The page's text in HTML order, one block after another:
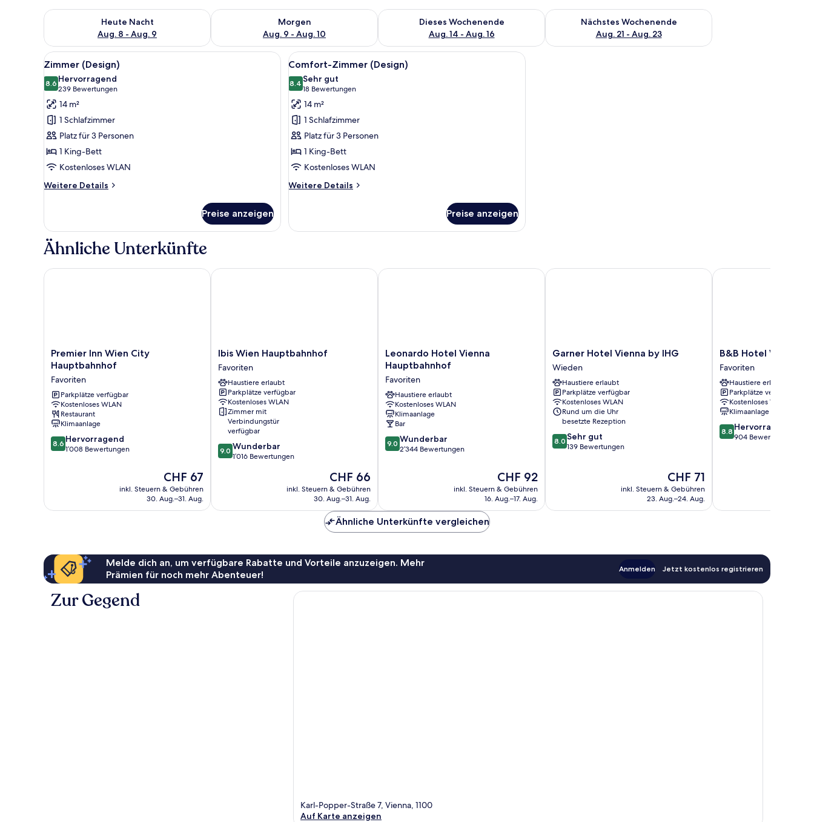
Heute Nacht
Aug. 8 - Aug. 9
Überprüfe die Verfügbarkeit für heute Nacht, Aug. 8 - Aug. 9.
Morgen
Aug. 9 - Aug. 10
Überprüfe die Verfügbarkeit für morgen, Aug. 9 - Aug. 10.
Dieses Wochenende
Aug. 14 - Aug. 16
Überprüfe die Verfügbarkeit für dieses Wochenende, Aug. 14 - Aug. 16.
Nächstes Wochenende
Aug. 21 - Aug. 23
Überprüfe die Verfügbarkeit für nächstes Wochenende, Aug.
Alle
Fotos
für
Zimmer
(Design)
anzeigen
Ein modernes Hotelzimmer mit einem Bett, einem Wand-Fernseher und einem Fenster mit Vorhängen.
13
Zimmer (Design)
8.68.6 von 10
Hervorragend
239 Bewertungen
(239
Bewertungen)
14 m²
1 Schlafzimmer
Platz für 3 Personen
1 King-Bett
Kostenloses WLAN
Weitere Details
Weitere
(Design)
Preise anzeigen
Alle
Fotos
für
Comfort-
Zimmer
(Design)
anzeigen
Ein modernes Hotelzimmer mit einem Bett, einem Wand-Fernseher und einem Fenster mit Vorhängen.
14
Comfort-Zimmer (Design)
8.48.4 von 10
Sehr gut
18 Bewertungen
(18
Bewertungen)
14 m²
1 Schlafzimmer
Platz für 3 Personen
1 King-Bett
Kostenloses WLAN
Weitere Details
Weitere
Zimmer
Preise anzeigen
Ähnliche Unterkünfte
Premier
Inn
Wien
City
Hauptbahnhof
Favoriten
Premier Inn Wien City
Hauptbahnhof
Favoriten
Parkplätze verfügbar
Kostenloses WLAN
Restaurant
Klimaanlage
8.6
von
8.6 Hervorragend
1’008 Bewertungen
Der
Preis
beträgt
CHF 67
inkl. Steuern & Gebühren
30. Aug.–31. Aug.
Premier Inn Wien City Hauptbahnhof
Ibis
Wien
Hauptbahnhof
Favoriten
Ibis Wien Hauptbahnhof
Favoriten
Haustiere erlaubt
Parkplätze verfügbar
Kostenloses WLAN
Zimmer mit
Verbindungstür
verfügbar
9.0
von
9.0 Wunderbar
1’016 Bewertungen
Der
Preis
beträgt
CHF 66
inkl. Steuern & Gebühren
30. Aug.–31. Aug.
Ibis Wien Hauptbahnhof
Leonardo
Hotel
Vienna
Hauptbahnhof
Favoriten
Leonardo Hotel Vienna
Hauptbahnhof
Favoriten
Haustiere erlaubt
Kostenloses WLAN
Klimaanlage
Bar
9.0
von
9.0 Wunderbar
2’344 Bewertungen
Der
Preis
beträgt
CHF 92
inkl. Steuern & Gebühren
16. Aug.–17. Aug.
Leonardo Hotel Vienna Hauptbahnhof
Garner
Hotel
Vienna
by
IHG
Wieden
Garner Hotel Vienna by IHG
Wieden
Haustiere erlaubt
Parkplätze verfügbar
Kostenloses WLAN
Rund um die Uhr
besetzte Rezeption
8.0
von
8.0 Sehr gut
139 Bewertungen
Der
Preis
beträgt
CHF 71
inkl. Steuern & Gebühren
23. Aug.–24. Aug.
Garner Hotel Vienna by IHG
B&B
Hotel
Wien-
Hbf
Favoriten
B&B Hotel Wien-Hbf
Favoriten
Haustiere erlaubt
Parkplätze verfügbar
Kostenloses WLAN
Klimaanlage
8.8
von
8.8 Hervorragend
904 Bewertungen
B&B Hotel Wien-Hbf
Ähnliche Unterkünfte vergleichen
Melde dich an, um verfügbare Rabatte und Vorteile anzuzeigen. Mehr
Prämien für noch mehr Abenteuer!
Anmelden Jetzt kostenlos registrieren
Zur Gegend
Karl-Popper-Straße 7, Vienna, 1100
Auf Karte anzeigen